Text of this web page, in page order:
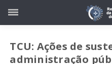
TCU: Ações de
administração